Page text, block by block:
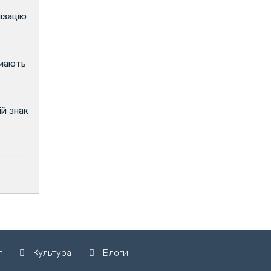
знак
Культура Блоги